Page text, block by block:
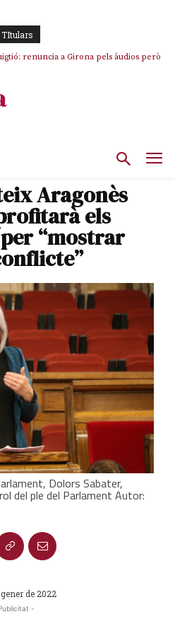
TItulars
renuncia a Girona pels àudios però
Aragonès
els
“mostrar
Dolors Sabater,
del ple del Parlament Autor:
de 2022
-